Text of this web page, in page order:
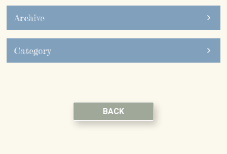
Archive
Category
BACK